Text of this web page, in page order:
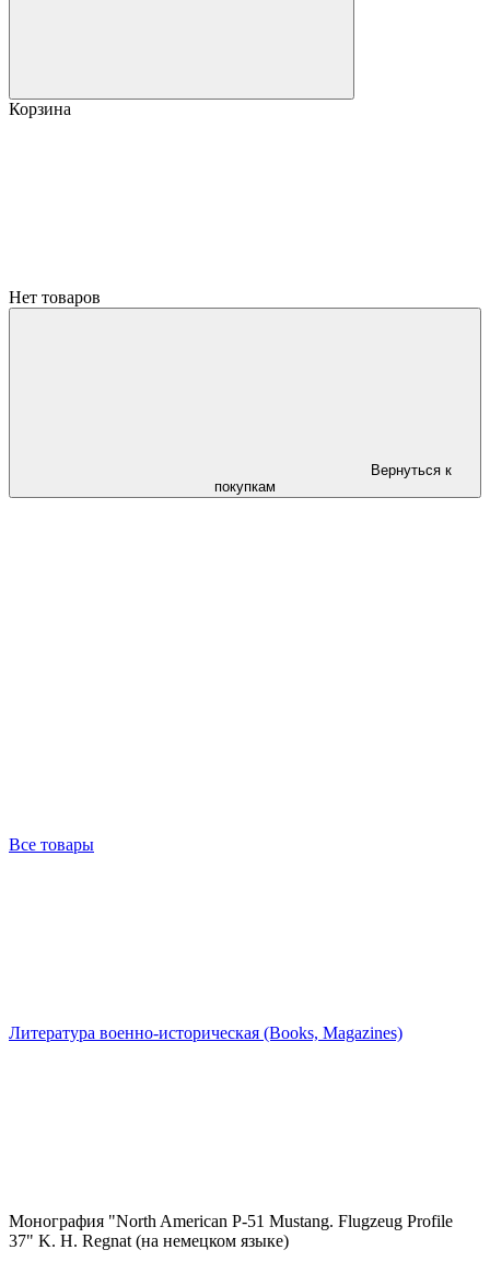
Корзина
Нет товаров
Вернуться к
покупкам
Все товары
Литература военно-историческая (Books, Magazines)
Монография "North American P-51 Mustang. Flugzeug Profile
37" K. H. Regnat (на немецком языке)